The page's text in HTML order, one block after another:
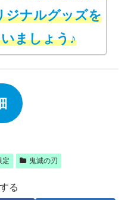
ジナルグッズを
ましょう♪
定 鬼滅の刃
る